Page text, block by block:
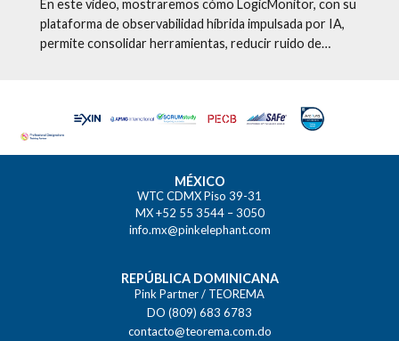
En este video, mostraremos cómo LogicMonitor, con su
plataforma de observabilidad híbrida impulsada por IA,
permite consolidar herramientas, reducir ruido de…
MÉXICO
WTC CDMX Piso 39-31
MX +52 55 3544 – 3050
info.mx@pinkelephant.com
REPÚBLICA DOMINICANA
Pink Partner / TEOREMA
DO (809) 683 6783
contacto@teorema.com.do